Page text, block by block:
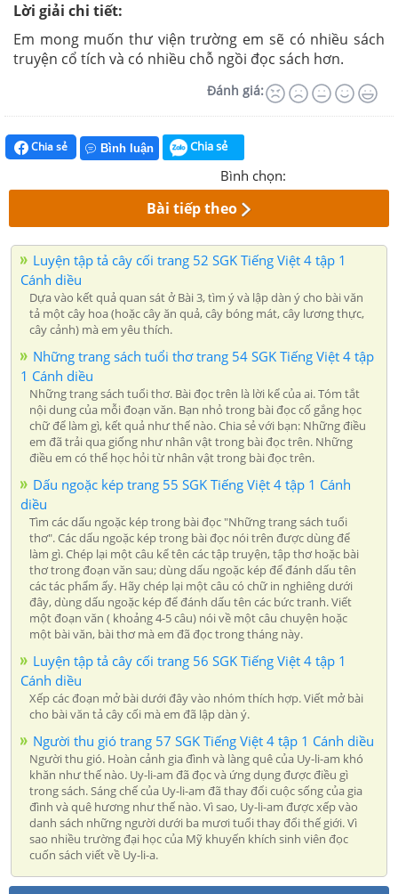
Lời giải chi tiết:
Em mong muốn thư viện trường em sẽ có nhiều sách
truyện cổ tích và có nhiều chỗ ngồi đọc sách hơn.
Đánh giá:
Chia sẻ Bình luận Chia sẻ
Bình chọn:
Bài tiếp theo
Luyện tập tả cây cối trang 52 SGK Tiếng Việt 4 tập 1
Cánh diều
Dựa vào kết quả quan sát ở Bài 3, tìm ý và lập dàn ý cho bài văn
tả một cây hoa (hoặc cây ăn quả, cây bóng mát, cây lương thực,
cây cảnh) mà em yêu thích.
Những trang sách tuổi thơ trang 54 SGK Tiếng Việt 4 tập
1 Cánh diều
Những trang sách tuổi thơ. Bài đọc trên là lời kể của ai. Tóm tắt
nội dung của mỗi đoạn văn. Bạn nhỏ trong bài đọc cố gắng học
chữ để làm gì, kết quả như thế nào. Chia sẻ với bạn: Những điều
em đã trải qua giống như nhân vật trong bài đọc trên. Những
điều em có thể học hỏi từ nhân vật trong bài đọc trên.
Dấu ngoặc kép trang 55 SGK Tiếng Việt 4 tập 1 Cánh
diều
Tìm các dấu ngoặc kép trong bài đọc "Những trang sách tuổi
thơ". Các dấu ngoặc kép trong bài đọc nói trên được dùng để
làm gì. Chép lại một câu kể tên các tập truyện, tập thơ hoặc bài
thơ trong đoạn văn sau; dùng dấu ngoặc kép để đánh dấu tên
các tác phẩm ấy. Hãy chép lại một câu có chữ in nghiêng dưới
đây, dùng dấu ngoặc kép để đánh dấu tên các bức tranh. Viết
một đoạn văn ( khoảng 4-5 câu) nói về một câu chuyện hoặc
một bài văn, bài thơ mà em đã đọc trong tháng này.
Luyện tập tả cây cối trang 56 SGK Tiếng Việt 4 tập 1
Cánh diều
Xếp các đoạn mở bài dưới đây vào nhóm thích hợp. Viết mở bài
cho bài văn tả cây cối mà em đã lập dàn ý.
Người thu gió trang 57 SGK Tiếng Việt 4 tập 1 Cánh diều
Người thu gió. Hoàn cảnh gia đình và làng quê của Uy-li-am khó
khăn như thế nào. Uy-li-am đã đọc và ứng dụng được điều gì
trong sách. Sáng chế của Uy-li-am đã thay đổi cuộc sống của gia
đình và quê hương như thế nào. Vì sao, Uy-li-am được xếp vào
danh sách những người dưới ba mươi tuổi thay đổi thế giới. Vì
sao nhiều trường đại học của Mỹ khuyến khích sinh viên đọc
cuốn sách viết về Uy-li-a.